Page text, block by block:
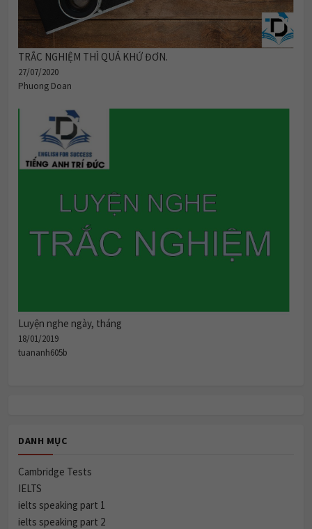
TRẮC NGHIỆM THÌ QUÁ KHỨ ĐƠN.
27/07/2020
Phuong Doan
Luyện nghe ngày, tháng
18/01/2019
tuananh605b
DANH MỤC
Cambridge Tests
IELTS
ielts speaking part 1
ielts speaking part 2